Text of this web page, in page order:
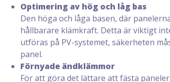
Optimering av hög och låg bas
Den höga och låga basen, där
hållbarare klämkraft. Detta är viktigt
utföras på PV-systemet, säkerheten
panel.
Förnyade ändklämmor
För att göra det lättare att fästa